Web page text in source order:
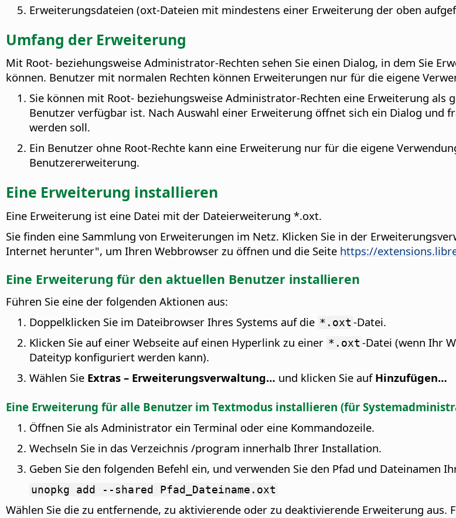
Erweiterungsdateien (oxt-Dateien mit mindestens einer Erweiterung der oben
Umfang der Erweiterung
Mit Root- beziehungsweise Administrator-Rechten sehen Sie einen Dialog, in dem Sie
können. Benutzer mit normalen Rechten können Erweiterungen nur für die eigene
Sie können mit Root- beziehungsweise Administrator-Rechten eine Erweiterung
Benutzer verfügbar ist. Nach Auswahl einer Erweiterung öffnet sich ein Dialog
werden soll.
Ein Benutzer ohne Root-Rechte kann eine Erweiterung nur für die eigene
Benutzererweiterung.
Eine Erweiterung installieren
Eine Erweiterung ist eine Datei mit der Dateierweiterung *.oxt.
Sie finden eine Sammlung von Erweiterungen im Netz. Klicken Sie in der
Internet herunter", um Ihren Webbrowser zu öffnen und die Seite https://
Eine Erweiterung für den aktuellen Benutzer installieren
Führen Sie eine der folgenden Aktionen aus:
Doppelklicken Sie im Dateibrowser Ihres Systems auf die *.oxt -Datei.
Klicken Sie auf einer Webseite auf einen Hyperlink zu einer *.oxt -Datei (wenn Ihr
Dateityp konfiguriert werden kann).
Wählen Sie Extras – Erweiterungsverwaltung… und klicken Sie auf Hinzufügen…
Eine Erweiterung für alle Benutzer im Textmodus installieren (für
Öffnen Sie als Administrator ein Terminal oder eine Kommandozeile.
Wechseln Sie in das Verzeichnis /program innerhalb Ihrer Installation.
Geben Sie den folgenden Befehl ein, und verwenden Sie den Pfad und Dateinamen
unopkg add --shared Pfad_Dateiname.oxt
Wählen Sie die zu entfernende, zu aktivierende oder zu deaktivierende Erweiterung